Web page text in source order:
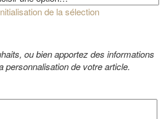
de la sélection
ou bien apportez des informations
personnalisation de votre article.